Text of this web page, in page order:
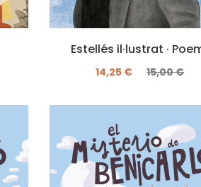
Estellés il·lustrat ·
14,25 € 15,00 €